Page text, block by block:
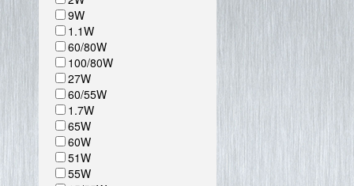
9W
1.1W
60/80W
100/80W
27W
60/55W
1.7W
65W
60W
51W
55W